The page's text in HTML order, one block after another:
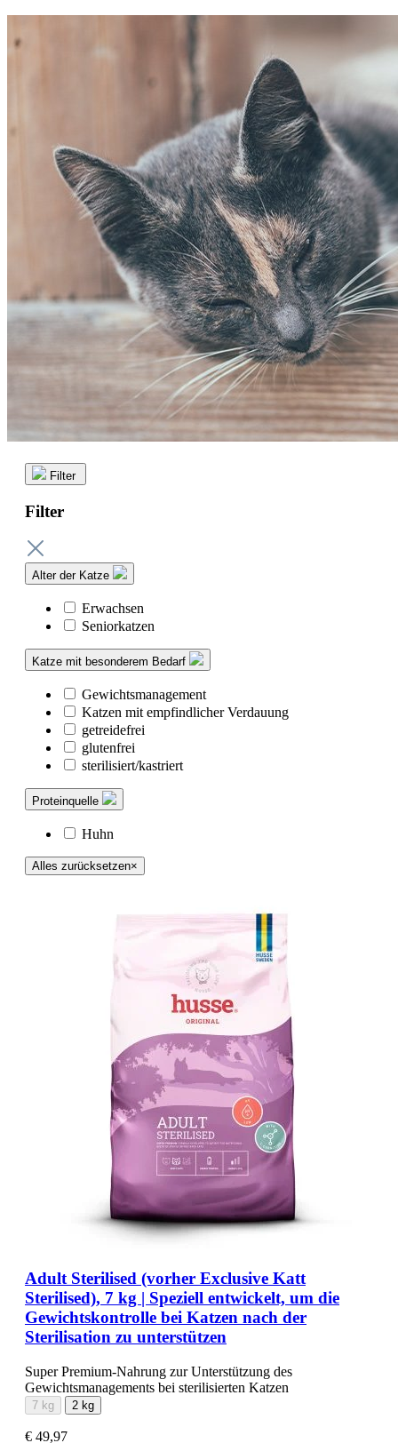
Filter
Filter
Alter der Katze
Erwachsen
Seniorkatzen
Katze mit besonderem Bedarf
Gewichtsmanagement
Katzen mit empfindlicher Verdauung
getreidefrei
glutenfrei
sterilisiert/kastriert
Proteinquelle
Huhn
Alles zurücksetzen×
Adult Sterilised (vorher Exclusive Katt
Sterilised), 7 kg | Speziell entwickelt, um die
Gewichtskontrolle bei Katzen nach der
Sterilisation zu unterstützen
Super Premium-Nahrung zur Unterstützung des
Gewichtsmanagements bei sterilisierten Katzen
7 kg 2 kg
€ 49,97